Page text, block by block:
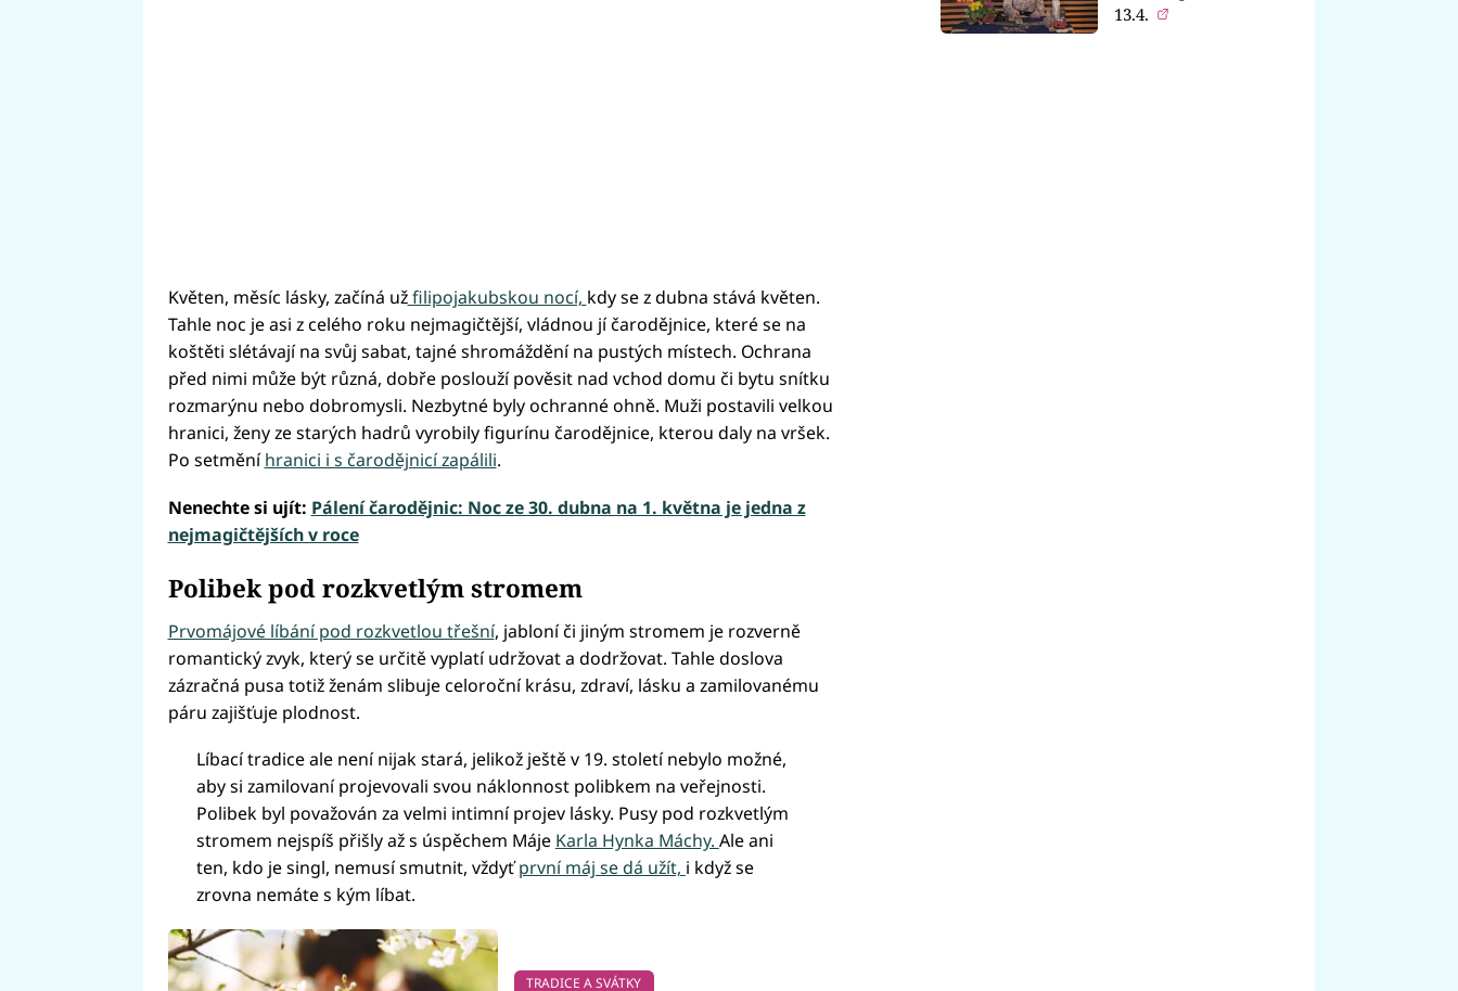
Květen, měsíc lásky, začíná užfilipojakubskou nocí, kdy se z dubna stává květen.
Tahle noc je asi z celého roku nejmagičtější, vládnou jí čarodějnice, které se na
koštěti slétávají na svůj sabat, tajné shromáždění na pustých místech. Ochrana
před nimi může být různá, dobře poslouží pověsit nad vchod domu či bytu snítku
rozmarýnu nebo dobromysli. Nezbytné byly ochranné ohně. Muži postavili velkou
hranici, ženy ze starých hadrů vyrobily figurínu čarodějnice, kterou daly na vršek.
Po setměníhranici i s čarodějnicí zapálili.
Nenechte si ujít: Pálení čarodějnic: Noc ze 30. dubna na 1. května je jedna z
nejmagičtějších v roce
Polibek pod rozkvetlým stromem
Prvomájové líbání pod rozkvetlou třešní, jabloní či jiným stromem je rozverně
romantický zvyk, který se určitě vyplatí udržovat a dodržovat. Tahle doslova
zázračná pusa totiž ženám slibuje celoroční krásu, zdraví, lásku a zamilovanému
páru zajišťuje plodnost.
Líbací tradice ale není nijak stará, jelikož ještě v 19. století nebylo možné,
aby si zamilovaní projevovali svou náklonnost polibkem na veřejnosti.
Polibek byl považován za velmi intimní projev lásky. Pusy pod rozkvetlým
stromem nejspíš přišly až s úspěchem Máje Karla Hynka Máchy. Ale ani
ten, kdo je singl, nemusí smutnit, vždyťprvní máj se dá užít, i když se
zrovna nemáte s kým líbat.
TRADICE A SVÁTKY
13.4.